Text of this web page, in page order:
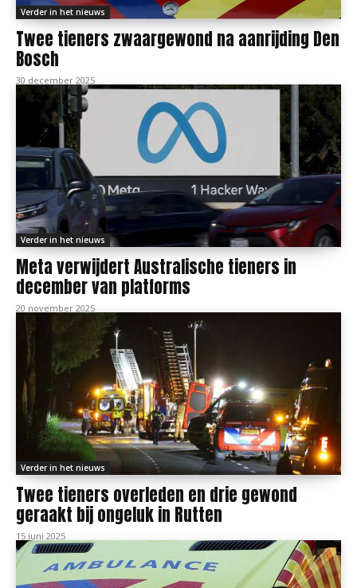
Verder in het nieuws
Twee tieners zwaargewond na aanrijding Den
Bosch
30 december 2025
Verder in het nieuws
Meta verwijdert Australische tieners in
december van platforms
20 november 2025
Verder in het nieuws
Twee tieners overleden en drie gewond
geraakt bij ongeluk in Rutten
15 juni 2025